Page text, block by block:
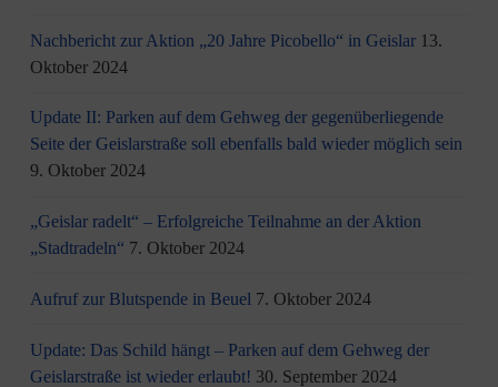
Nachbericht zur Aktion „20 Jahre Picobello“ in Geislar 13.
Oktober 2024
Update II: Parken auf dem Gehweg der gegenüberliegende
Seite der Geislarstraße soll ebenfalls bald wieder möglich sein
9. Oktober 2024
„Geislar radelt“ – Erfolgreiche Teilnahme an der Aktion
„Stadtradeln“ 7. Oktober 2024
Aufruf zur Blutspende in Beuel 7. Oktober 2024
Update: Das Schild hängt – Parken auf dem Gehweg der
Geislarstraße ist wieder erlaubt! 30. September 2024